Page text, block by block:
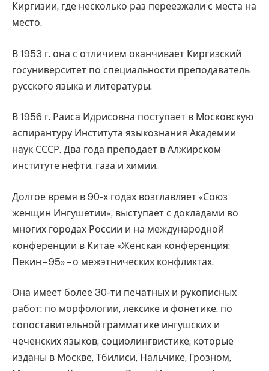
Киргизии, где несколько раз переезжали с места на
место.
В 1953 г. она с отличием оканчивает Киргизский
госуниверситет по специальности преподаватель
русского языка и литературы.
В 1956 г. Раиса Идрисовна поступает в Московскую
аспирантуру Института языкознания Академии
наук СССР. Два года преподает в Алжирском
институте нефти, газа и химии.
Долгое время в 90-х годах возглавляет «Союз
женщин Ингушетии», выступает с докладами во
многих городах России и на международной
конференции в Китае «Женская конференция:
Пекин – 95» – о межэтнических конфликтах.
Она имеет более 30-ти печатных и рукописных
работ: по морфологии, лексике и фонетике, по
сопоставительной грамматике ингушских и
чеченских языков, социолингвистике, которые
изданы в Москве, Тбилиси, Нальчике, Грозном,